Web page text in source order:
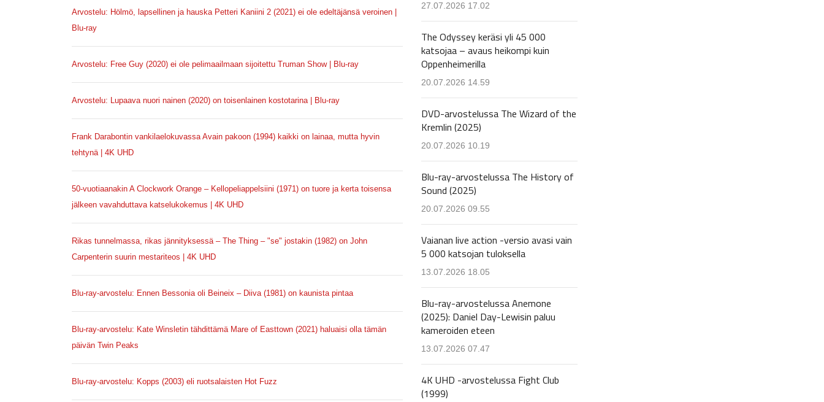
Arvostelu: Hölmö, lapsellinen ja hauska Petteri Kaniini 2 (2021) ei ole edeltäjänsä veroinen |
Blu-ray
Arvostelu: Free Guy (2020) ei ole pelimaailmaan sijoitettu Truman Show | Blu-ray
Arvostelu: Lupaava nuori nainen (2020) on toisenlainen kostotarina | Blu-ray
Frank Darabontin vankilaelokuvassa Avain pakoon (1994) kaikki on lainaa, mutta hyvin
tehtynä | 4K UHD
50-vuotiaanakin A Clockwork Orange – Kellopeliappelsiini (1971) on tuore ja kerta toisensa
jälkeen vavahduttava katselukokemus | 4K UHD
Rikas tunnelmassa, rikas jännityksessä – The Thing – "se" jostakin (1982) on John
Carpenterin suurin mestariteos | 4K UHD
Blu-ray-arvostelu: Ennen Bessonia oli Beineix – Diiva (1981) on kaunista pintaa
Blu-ray-arvostelu: Kate Winsletin tähdittämä Mare of Easttown (2021) haluaisi olla tämän
päivän Twin Peaks
Blu-ray-arvostelu: Kopps (2003) eli ruotsalaisten Hot Fuzz
27.07.2026 17.02
The Odyssey keräsi yli 45 000
katsojaa – avaus heikompi kuin
Oppenheimerilla
20.07.2026 14.59
DVD-arvostelussa The Wizard of the
Kremlin (2025)
20.07.2026 10.19
Blu-ray-arvostelussa The History of
Sound (2025)
20.07.2026 09.55
Vaianan live action -versio avasi vain
5 000 katsojan tuloksella
13.07.2026 18.05
Blu-ray-arvostelussa Anemone
(2025): Daniel Day-Lewisin paluu
kameroiden eteen
13.07.2026 07.47
4K UHD -arvostelussa Fight Club
(1999)